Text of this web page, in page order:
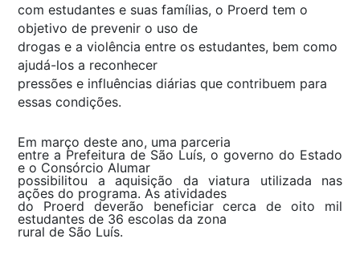
com estudantes e suas famílias, o Proerd tem o
objetivo de prevenir o uso de
drogas e a violência entre os estudantes, bem como
ajudá-los a reconhecer
pressões e influências diárias que contribuem para
essas condições.
Em março deste ano, uma parceria
entre a Prefeitura de São Luís, o governo do Estado
e o Consórcio Alumar
possibilitou a aquisição da viatura utilizada nas
ações do programa. As atividades
do Proerd deverão beneficiar cerca de oito mil
estudantes de 36 escolas da zona
rural de São Luís.